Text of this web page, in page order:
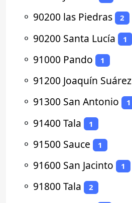
⚬ 90200 las Piedras 2
⚬ 90200 Santa Lucía 1
⚬ 91000 Pando 1
⚬ 91200 Joaquín Suárez
⚬ 91300 San Antonio 1
⚬ 91400 Tala 1
⚬ 91500 Sauce 1
⚬ 91600 San Jacinto 1
⚬ 91800 Tala 2